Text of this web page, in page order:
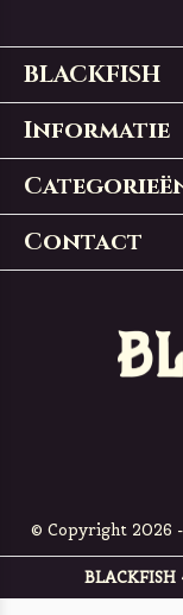
BLACKFISH
Informatie
Contact
© Copyright 2026
BLACKFISH